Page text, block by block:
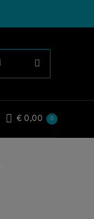
€ 0,00 0